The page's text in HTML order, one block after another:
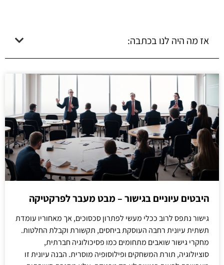
אז מה היה לנו בכתבה:
היבטים עיוניים בגישור – מבט מעבר לפרקטיקה
גישור נתפס לרוב ככלי מעשי לפתרון סכסוכים, אך מאחוריו עומדת
תשתית עיונית רחבה העוסקת ביחסים, תקשורת וקבלת החלטות.
מחקרי גישור שואבים מתחומים כמו פסיכולוגיה חברתית,
סוציולוגיה, תורת המשחקים ופילוסופיה מוסרית. הבנה עיונית זו